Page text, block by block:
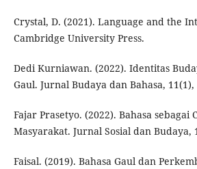
Crystal, D. (2021). Language and the
Cambridge University Press.
Dedi Kurniawan. (2022). Identitas
Gaul. Jurnal Budaya dan Bahasa, 11(1),
Fajar Prasetyo. (2022). Bahasa sebagai
Masyarakat. Jurnal Sosial dan Budaya,
Faisal. (2019). Bahasa Gaul dan